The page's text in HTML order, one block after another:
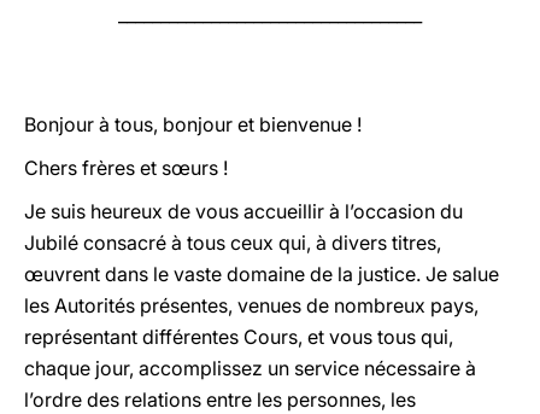
Bonjour à tous, bonjour et bienvenue !
Chers frères et sœurs !
Je suis heureux de vous accueillir à l’occasion du
Jubilé consacré à tous ceux qui, à divers titres,
œuvrent dans le vaste domaine de la justice. Je salue
les Autorités présentes, venues de nombreux pays,
représentant différentes Cours, et vous tous qui,
chaque jour, accomplissez un service nécessaire à
l’ordre des relations entre les personnes, les